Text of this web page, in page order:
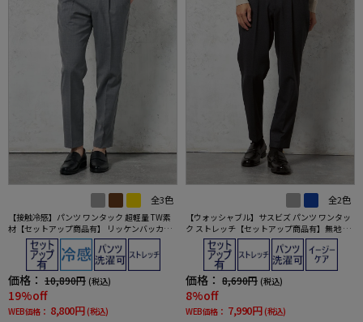
全3色
【接触冷感】パンツ ワンタック 超軽量 TW素
材【セットアップ商品有】 リッケンバッカー
ブラック 春夏
価格： 10,890円 (税込)
19%off
WEB価格： 8,800円 (税込)
全2色
【ウォッシャブル】サスビズ パンツ ワンタッ
ク ストレッチ【セットアップ商品有】無地 秋
価格： 8,690円 (税込)
8%off
WEB価格： 7,990円 (税込)